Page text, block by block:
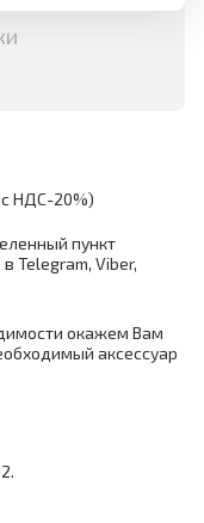
НДС-20%)
пункт
Telegram, Viber,
окажем Вам
аксессуар